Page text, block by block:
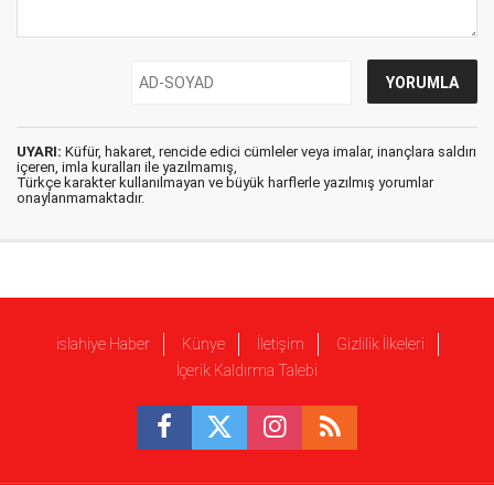
UYARI: Küfür, hakaret, rencide edici cümleler veya imalar, inançlara saldırı
içeren, imla kuralları ile yazılmamış,
Türkçe karakter kullanılmayan ve büyük harflerle yazılmış yorumlar
onaylanmamaktadır.
islahiye Haber Künye İletişim
Gizlilik İlkeleri
İçerik Kaldırma Talebi